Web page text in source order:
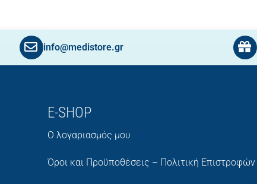
info@medistore.gr
E-SHOP
Ο λογαριασμός μου
Όροι και Προϋποθέσεις – Πολιτική Επιστροφών